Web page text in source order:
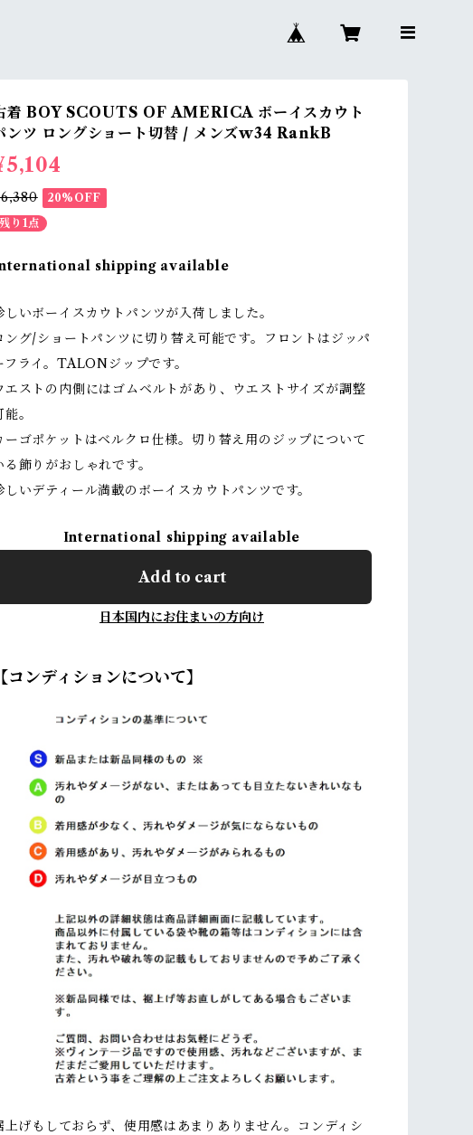
着 BOY SCOUTS OF AMERICA ボーイスカウト
ンツ ロングショート切替 / メンズw34 RankB
20%OFF
残り1点
shipping available
しいボーイスカウトパンツが入荷しました。
ング/ショートパンツに切り替え可能です。フロントはジッパ
フライ。TALONジップです。
エストの内側にはゴムベルトがあり、ウエストサイズが調整
。
ーゴポケットはベルクロ仕様。切り替え用のジップについて
る飾りがおしゃれです。
しいデティール満載のボーイスカウトパンツです。
International shipping available
Add to cart
日本国内にお住まいの方向け
【コンディションについて】
上げもしておらず、使用感はあまりありません。コンディシ